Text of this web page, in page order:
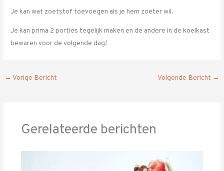
Je kan wat zoetstof toevoegen als je hem zoeter wil.
Je kan prima 2 porties tegelijk maken en de andere in de koelkast
bewaren voor de volgende dag!
← Vorige Bericht Volgende Bericht →
Gerelateerde berichten